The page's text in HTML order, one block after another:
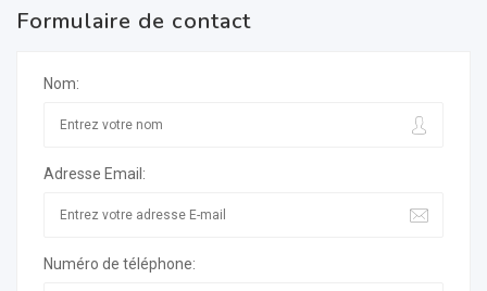
Formulaire de contact
Nom:
Adresse Email:
Numéro de téléphone: